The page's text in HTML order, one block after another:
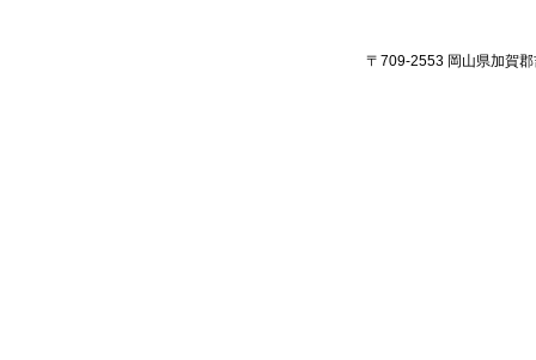
〒709-2553 岡山県加賀